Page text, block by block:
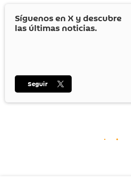
Síguenos en X y descubre
las últimas noticias.
Seguir